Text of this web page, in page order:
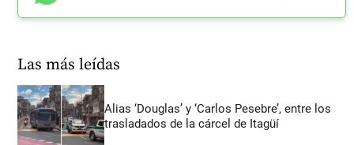
Las más leídas
Alias ‘Douglas’ y ‘Carlos Pesebre’, entre los
trasladados de la cárcel de Itagüí